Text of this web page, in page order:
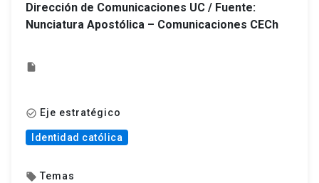
Dirección de Comunicaciones UC / Fuente:
Nunciatura Apostólica – Comunicaciones CECh
insert_drive_file
check_circle_outline Eje estratégico
Identidad católica
local_offer Temas